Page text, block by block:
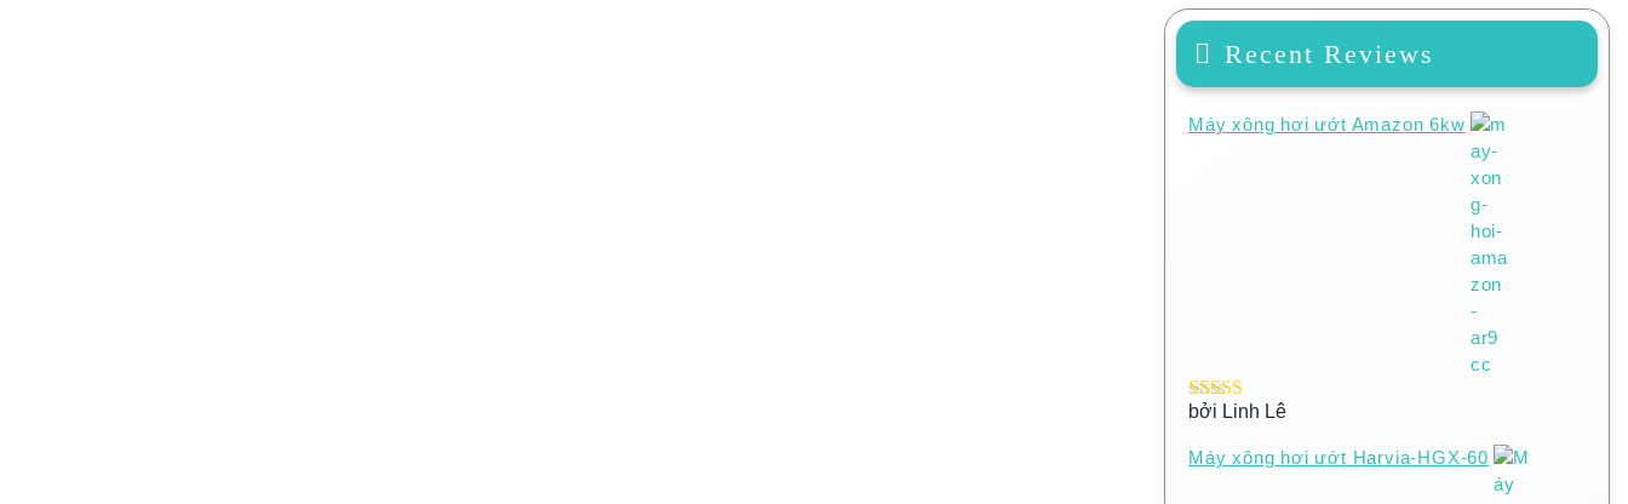
Recent Reviews
Máy xông hơi ướt Amazon 6kw
Được xếp
bởi Linh Lê
Máy xông hơi ướt Harvia-HGX-60